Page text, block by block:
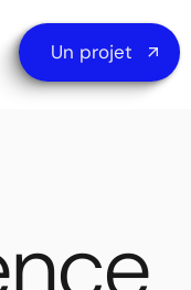
Un projet